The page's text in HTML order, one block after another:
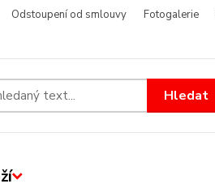
Odstoupení od smlouvy Fotogalerie
Hledat